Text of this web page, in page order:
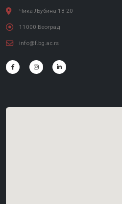
Чика Љубина 18-20
11000 Београд
info@f.bg.ac.rs